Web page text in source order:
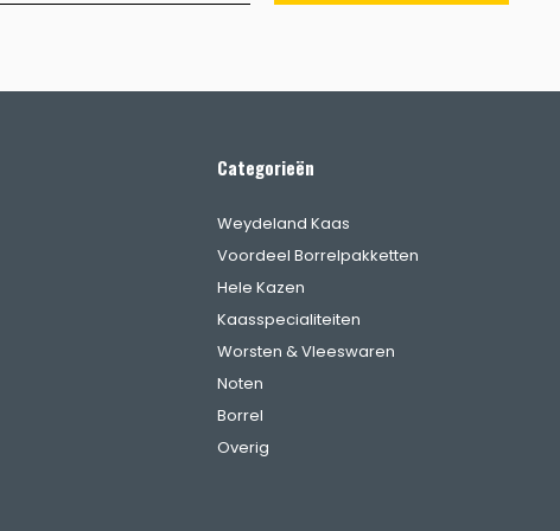
Categorieën
Weydeland Kaas
Voordeel Borrelpakketten
Hele Kazen
Kaasspecialiteiten
Worsten & Vleeswaren
Noten
Borrel
Overig